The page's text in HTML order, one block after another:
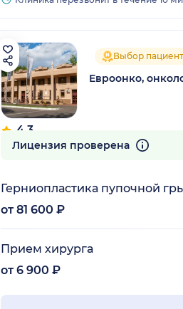
4.3
129 отзывов
Выбор
Евроонко,
Лицензия проверена
Герниопластика пупочной
от 81 600 ₽
Прием хирурга
от 6 900 ₽